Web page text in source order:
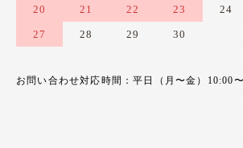
20 21 22 23 24
27 28 29 30
お問い合わせ対応時間：平日（月〜金）10:00